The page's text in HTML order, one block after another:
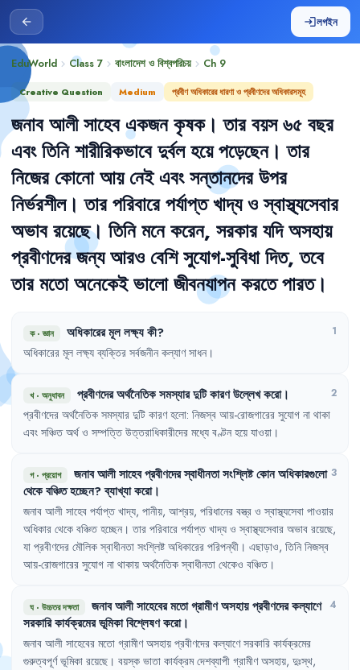
arrow_back loginলগইন
EduWorld chevron_right Class 7 chevron_right বাংলাদেশ ও বিশ্বপরিচয় chevron_right Ch 9
Creative Question Medium প্রবীণ অধিকারের ধারণা ও প্রবীণদের অধিকারসমূহ
জনাব আলী সাহেব একজন কৃষক। তার বয়স ৬৫ বছর
এবং তিনি শারীরিকভাবে দুর্বল হয়ে পড়েছেন। তার
নিজের কোনো আয় নেই এবং সন্তানদের উপর
নির্ভরশীল। তার পরিবারে পর্যাপ্ত খাদ্য ও স্বাস্থ্যসেবার
অভাব রয়েছে। তিনি মনে করেন, সরকার যদি অসহায়
প্রবীণদের জন্য আরও বেশি সুযোগ-সুবিধা দিত, তবে
তার মতো অনেকেই ভালো জীবনযাপন করতে পারত।
ক·জ্ঞান অধিকারেরমূললক্ষ্যকী? 1
অধিকারের মূল লক্ষ্য ব্যক্তির সর্বজনীন কল্যাণ সাধন।
খ· অনুধাবন প্রবীণদেরঅর্থনৈতিকসমস্যারদুটিকারণউল্লেখকরো। 2
প্রবীণদের অর্থনৈতিক সমস্যার দুটি কারণ হলো: নিজস্ব আয়-রোজগারের সুযোগ না থাকা
এবং সঞ্চিত অর্থ ও সম্পত্তি উত্তরাধিকারীদের মধ্যে বণ্টন হয়ে যাওয়া ।
গ· প্রয়োগ জনাবআলীসাহেবপ্রবীণদেরস্বাধীনতাসংশ্লিষ্টকোনঅধিকারগুলো
থেকেবঞ্চিতহচ্ছেন?ব্যাখ্যাকরো।
3
জনাব আলী সাহেব পর্যাপ্ত খাদ্য, পানীয়, আশ্রয়, পরিধানের বস্ত্র ও স্বাস্থ্যসেবা পাওয়ার
অধিকার থেকে বঞ্চিত হচ্ছেন। তার পরিবারে পর্যাপ্ত খাদ্য ও স্বাস্থ্যসেবার অভাব রয়েছে,
যা প্রবীণদের মৌলিক স্বাধীনতা সংশ্লিষ্ট অধিকারের পরিপন্থী । এছাড়াও, তিনি নিজস্ব
আয়-রোজগারের সুযোগ না থাকায় অর্থনৈতিক স্বাধীনতা থেকেও বঞ্চিত।
ঘ· উচ্চতর দক্ষতা জনাবআলীসাহেবেরমতোগ্রামীণঅসহায়প্রবীণদেরকল্যাণে
সরকারিকার্যক্রমেরভূমিকাবিশ্লেষণকরো।
4
জনাব আলী সাহেবের মতো গ্রামীণ অসহায় প্রবীণদের কল্যাণে সরকারি কার্যক্রমের
গুরুত্বপূর্ণ ভূমিকা রয়েছে । বয়স্ক ভাতা কার্যক্রম দেশব্যাপী গ্রামীণ অসহায়, দুঃস্থ,